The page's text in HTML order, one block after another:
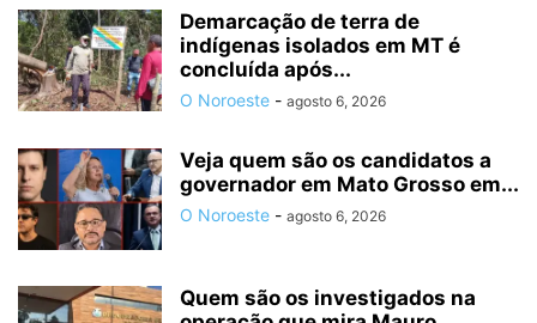
Demarcação de terra de
indígenas isolados em MT é
concluída após...
O Noroeste - agosto 6, 2026
Veja quem são os candidatos a
governador em Mato Grosso em...
O Noroeste - agosto 6, 2026
Quem são os investigados na